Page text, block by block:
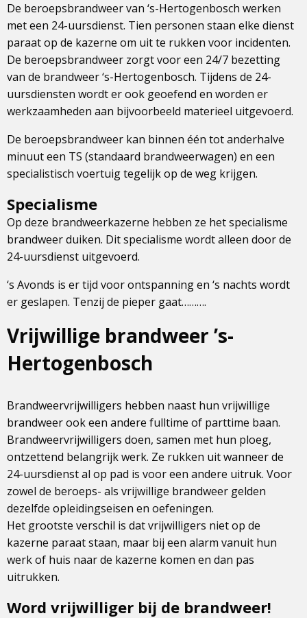
De beroepsbrandweer van ‘s-Hertogenbosch werken
met een 24-uursdienst. Tien personen staan elke dienst
paraat op de kazerne om uit te rukken voor incidenten.
De beroepsbrandweer zorgt voor een 24/7 bezetting
van de brandweer ‘s-Hertogenbosch. Tijdens de 24-
uursdiensten wordt er ook geoefend en worden er
werkzaamheden aan bijvoorbeeld materieel uitgevoerd.
De beroepsbrandweer kan binnen één tot anderhalve
minuut een TS (standaard brandweerwagen) en een
specialistisch voertuig tegelijk op de weg krijgen.
Specialisme
Op deze brandweerkazerne hebben ze het specialisme
brandweer duiken. Dit specialisme wordt alleen door de
24-uursdienst uitgevoerd.
‘s Avonds is er tijd voor ontspanning en ‘s nachts wordt
er geslapen. Tenzij de pieper gaat……….
Vrijwillige brandweer ’s-
Hertogenbosch
Brandweervrijwilligers hebben naast hun vrijwillige
brandweer ook een andere fulltime of parttime baan.
Brandweervrijwilligers doen, samen met hun ploeg,
ontzettend belangrijk werk. Ze rukken uit wanneer de
24-uursdienst al op pad is voor een andere uitruk. Voor
zowel de beroeps- als vrijwillige brandweer gelden
dezelfde opleidingseisen en oefeningen.
Het grootste verschil is dat vrijwilligers niet op de
kazerne paraat staan, maar bij een alarm vanuit hun
werk of huis naar de kazerne komen en dan pas
uitrukken.
Word vrijwilliger bij de brandweer!